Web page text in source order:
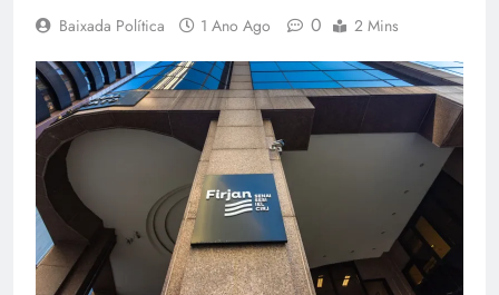
Baixada Política 1 Ano Ago 0 2 Mins